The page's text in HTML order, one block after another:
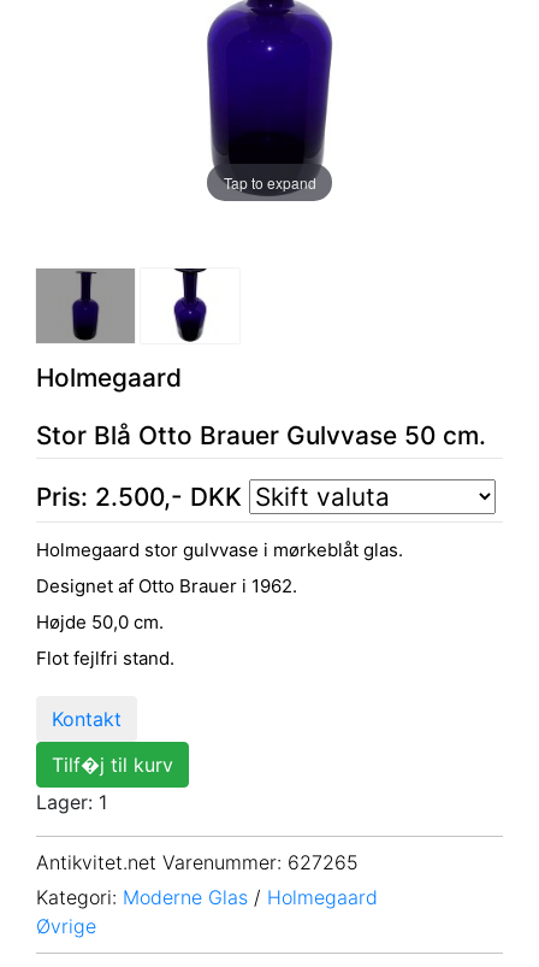
Tap to expand
Holmegaard
Stor Blå Otto Brauer Gulvvase 50 cm.
Pris: 2.500,- DKK
Holmegaard stor gulvvase i mørkeblåt glas.
Designet af Otto Brauer i 1962.
Højde 50,0 cm.
Flot fejlfri stand.
Kontakt
Tilf�j til kurv
Lager: 1
Antikvitet.net Varenummer: 627265
Kategori: Moderne Glas / Holmegaard
Øvrige